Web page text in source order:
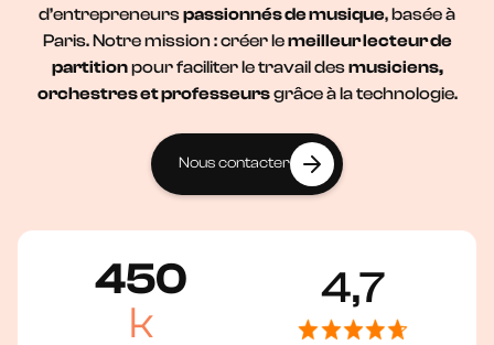
d’entrepreneurspassionnés de musique, basée à
Paris. Notre mission : créer lemeilleur lecteur de
partitionpour faciliter le travail desmusiciens,
orchestres et professeursgrâce à la technologie.
Nous contacter
450
k
4,7